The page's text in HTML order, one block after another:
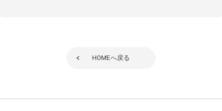
HOMEへ戻る